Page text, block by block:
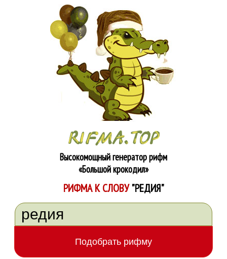
Высокомощный генератор рифм
«Большой крокодил»
РИФМА К СЛОВУ"РЕДИЯ"